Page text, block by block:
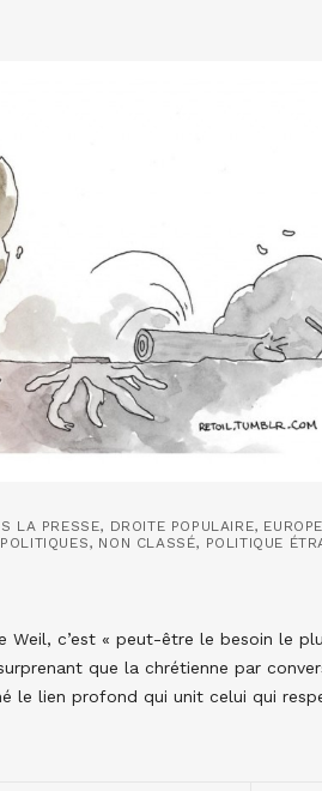
LA PRESSE, DROITE POPULAIRE, EUROPE
, NON CLASSÉ, POLITIQUE
Weil, c’est « peut-être le besoin le
que la chrétienne par
le lien profond qui unit celui qui